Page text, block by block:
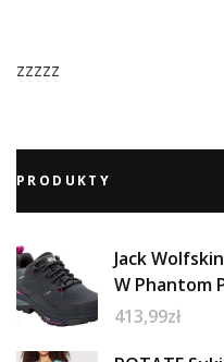
zzzzz
PRODUKTY
Jack
W Phantom
413,99zł